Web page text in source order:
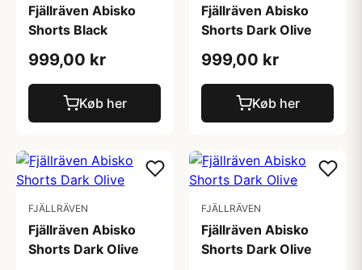
Fjällräven Abisko
Shorts Black
999,00 kr
Køb her
Fjällräven Abisko
Shorts Dark Olive
999,00 kr
Køb her
FJÄLLRÄVEN
Fjällräven Abisko
Shorts Dark Olive
FJÄLLRÄVEN
Fjällräven Abisko
Shorts Dark Olive